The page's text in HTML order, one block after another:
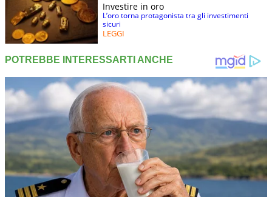
Investire in oro
L’oro torna protagonista tra gli investimenti
sicuri
LEGGI